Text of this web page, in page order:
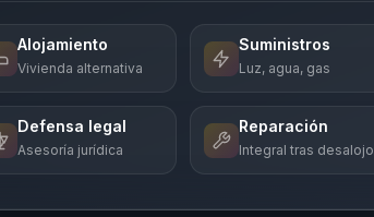
Alojamiento
Vivienda alternativa
Suministros
Luz, agua, gas
Defensa legal
Asesoría jurídica
Reparación
Integral tras desalojo